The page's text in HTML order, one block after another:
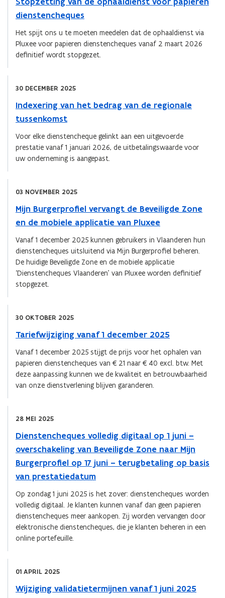
dienstencheques
Het spijt ons u te moeten meedelen dat de ophaaldienst via
Pluxee voor papieren dienstencheques vanaf 2 maart 2026
definitief wordt stopgezet.
30 DECEMBER 2025
Indexering van het bedrag van de regionale
tussenkomst
Voor elke dienstencheque gelinkt aan een uitgevoerde
prestatie vanaf 1 januari 2026, de uitbetalingswaarde voor
uw onderneming is aangepast.
03 NOVEMBER 2025
Mijn Burgerprofiel vervangt de Beveiligde Zone
en de mobiele applicatie van Pluxee
Vanaf 1 december 2025 kunnen gebruikers in Vlaanderen hun
dienstencheques uitsluitend via Mijn Burgerprofiel beheren.
De huidige Beveiligde Zone en de mobiele applicatie
‘Dienstencheques Vlaanderen’ van Pluxee worden definitief
stopgezet.
30 OKTOBER 2025
Tariefwijziging vanaf 1 december 2025
Vanaf 1 december 2025 stijgt de prijs voor het ophalen van
papieren dienstencheques van €21 naar €40 excl. btw. Met
deze aanpassing kunnen we de kwaliteit en betrouwbaarheid
van onze dienstverlening blijven garanderen.
28 MEI 2025
Dienstencheques volledig digitaal op 1 juni –
overschakeling van Beveiligde Zone naar Mijn
Burgerprofiel op 17 juni – terugbetaling op basis
van prestatiedatum
Op zondag 1 juni 2025 is het zover: dienstencheques worden
volledig digitaal. Je klanten kunnen vanaf dan geen papieren
dienstencheques meer aankopen. Zij worden vervangen door
elektronische dienstencheques, die je klanten beheren in een
online portefeuille.
01 APRIL 2025
Wijziging validatietermijnen vanaf 1 juni 2025